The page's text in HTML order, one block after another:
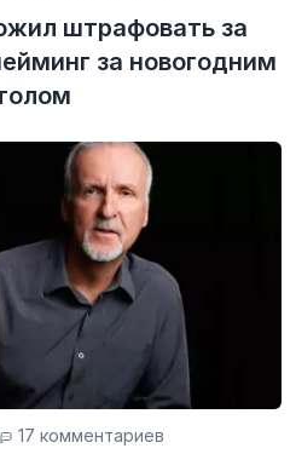
штрафовать за
за новогодним
17 комментариев